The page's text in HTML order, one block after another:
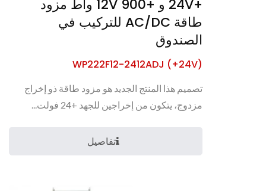
+24V و +12V 900 واط مزود
طاقة AC/DC للتركيب في
الصندوق
WP222F12-2412ADJ (+24V)
تصميم هذا المنتج الجديد هو مزود طاقة ذو إخراج
مزدوج، يتكون من إخراجين للجهد +24 فولت...
تفاصيل